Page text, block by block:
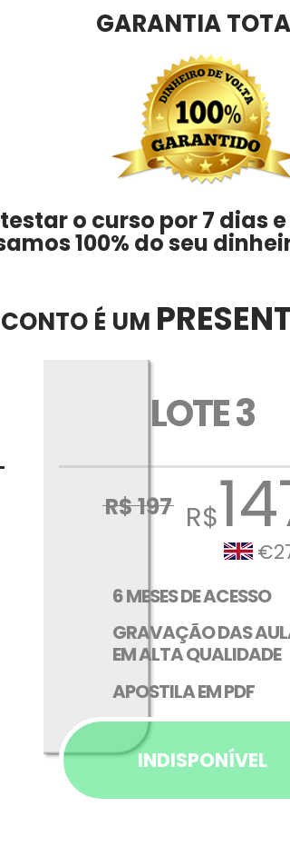
GARANTIA
o curso por 7 dias
100% do seu
É UM
LOTE 3
6 MESES DE ACESSO
INDISPONÍVEL
R$ 197 R$
GRAVAÇÃO DAS
EM ALTA QUALIDADE
APOSTILA EM PDF